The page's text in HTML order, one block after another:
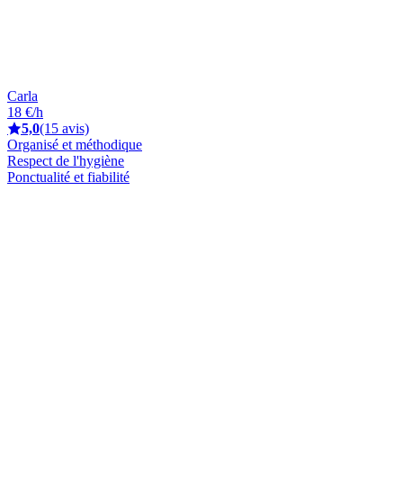
Carla
18 €/h
5,0(15 avis)
Organisé et méthodique
Respect de l'hygiène
Ponctualité et fiabilité